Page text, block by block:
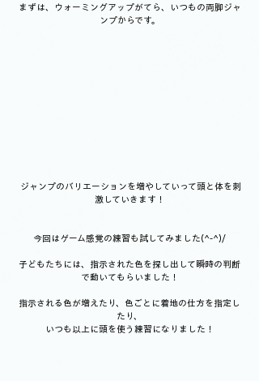
まずは、ウォーミングアップがてら、いつもの両脚ジャ
ンプからです。
激していきます！
今回はゲーム感覚の練習も試してみました(^-^)/
子どもたちには、指示された色を探し出して瞬時の判断
で動いてもらいました！
指示される色が増えたり、色ごとに着地の仕方を指定し
たり、
いつも以上に頭を使う練習になりました！